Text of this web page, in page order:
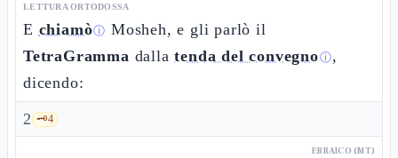
LETTURA ORTODOSSA
E chiamòⓘ Mosheh, e gli parlò il
TetraGramma dallatenda del convegnoⓘ,
dicendo:
2 🗝️4
EBRAICO (MT)